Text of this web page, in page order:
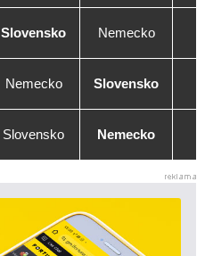
Slovensko Nemecko
Nemecko Slovensko
Slovensko Nemecko